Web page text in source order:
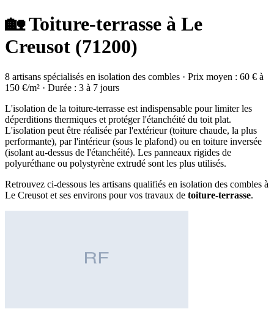
🏡 Toiture-terrasse à Le
Creusot (71200)
8 artisans spécialisés en isolation des combles · Prix moyen : 60 € à
150 €/m² · Durée : 3 à 7 jours
L'isolation de la toiture-terrasse est indispensable pour limiter les
déperditions thermiques et protéger l'étanchéité du toit plat.
L'isolation peut être réalisée par l'extérieur (toiture chaude, la plus
performante), par l'intérieur (sous le plafond) ou en toiture inversée
(isolant au-dessus de l'étanchéité). Les panneaux rigides de
polyuréthane ou polystyrène extrudé sont les plus utilisés.
Retrouvez ci-dessous les artisans qualifiés en isolation des combles à
Le Creusot et ses environs pour vos travaux de toiture-terrasse.